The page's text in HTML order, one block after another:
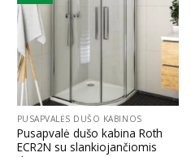
PUSAPVALĖS DUŠO KABINOS
Pusapvalė dušo kabina Roth
ECR2N su slankiojančiomis